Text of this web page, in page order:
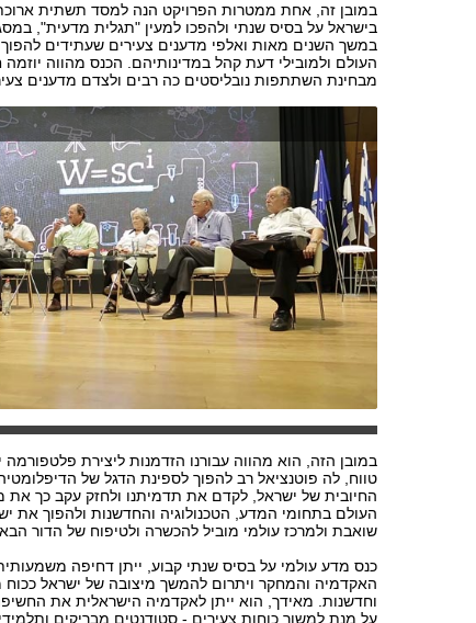
במובן זה, אחת ממטרות הפרויקט הנה למסד תשתית
בישראל על בסיס שנתי ולהפכו למעין "תגלית מדעית",
במשך השנים מאות ואלפי מדענים צעירים שעתידים
העולם ולמובילי דעת קהל במדינותיהם. הכנס מהווה
מבחינת השתתפות נובליסטים כה רבים ולצדם מדענים
במובן הזה, הוא מהווה עבורנו הזדמנות ליצירת פלטפורמה
טווח, לה פוטנציאל רב להפוך לספינת הדגל של
החיובית של ישראל, לקדם את תדמיתנו ולחזק עקב כך את
העולם בתחומי המדע, הטכנולוגיה והחדשנות ולהפוך את
שואבת ולמרכז עולמי מוביל להכשרה ולטיפוח של הדור
כנס מדע עולמי על בסיס שנתי קבוע, ייתן דחיפה
האקדמיה והמחקר ויתרום להמשך מיצובה של ישראל ככוח
וחדשנות. מאידך, הוא ייתן לאקדמיה הישראלית את
על מנת למשוך כוחות צעירים - סטודנטים מבריקים